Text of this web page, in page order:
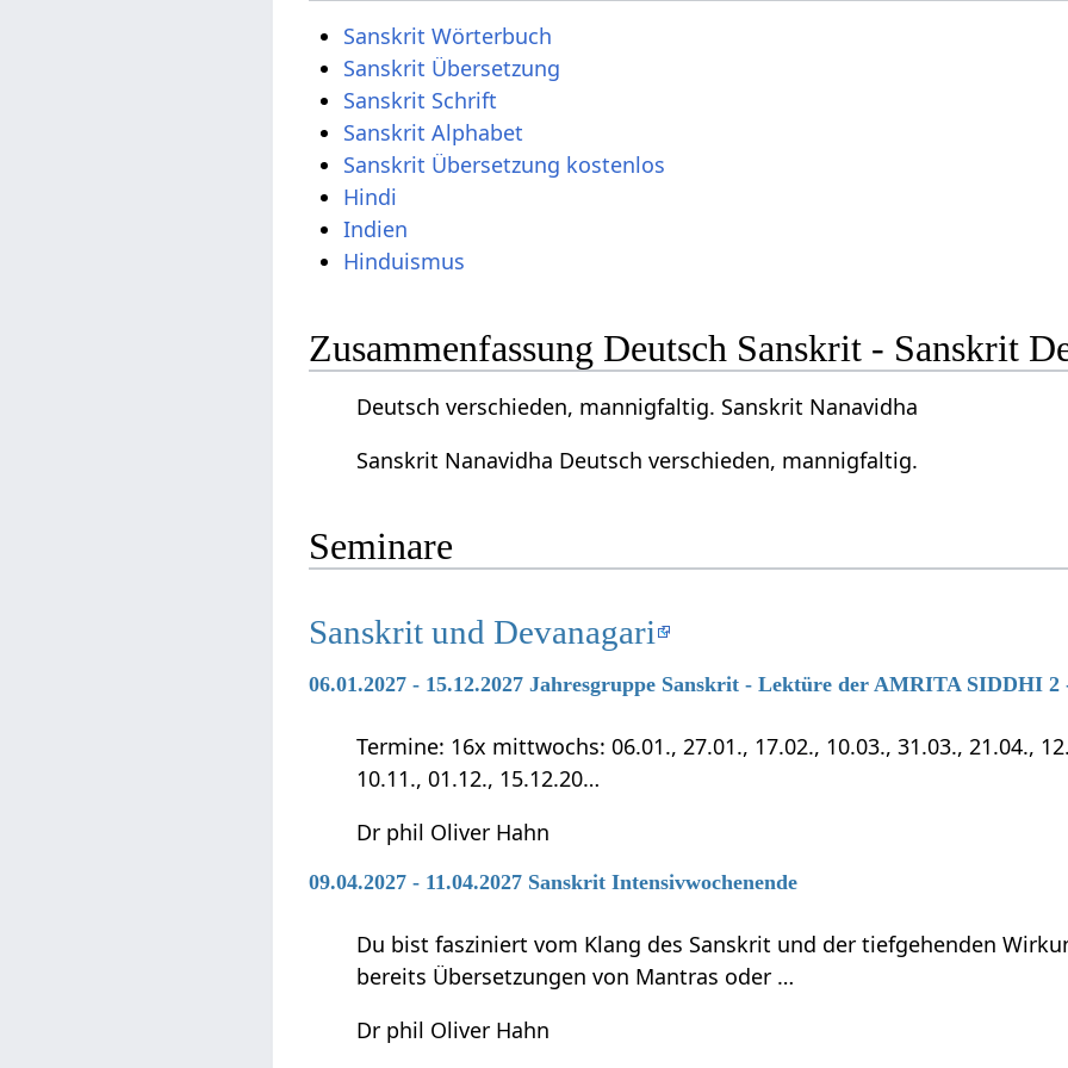
Sanskrit Wörterbuch
Sanskrit Übersetzung
Sanskrit Schrift
Sanskrit Alphabet
Sanskrit Übersetzung kostenlos
Hindi
Indien
Hinduismus
Zusammenfassung Deutsch Sanskrit - Sanskrit
Deutsch verschieden, mannigfaltig. Sanskrit Nanavidha
Sanskrit Nanavidha Deutsch verschieden, mannigfaltig.
Seminare
Sanskrit und Devanagari
06.01.2027 - 15.12.2027 Jahresgruppe Sanskrit - Lektüre der AMRITA SIDDHI 2
Termine: 16x mittwochs: 06.01., 27.01., 17.02., 10.03., 31.03., 21.04.,
10.11., 01.12., 15.12.20…
Dr phil Oliver Hahn
09.04.2027 - 11.04.2027 Sanskrit Intensivwochenende
Du bist fasziniert vom Klang des Sanskrit und der tiefgehenden
bereits Übersetzungen von Mantras oder …
Dr phil Oliver Hahn